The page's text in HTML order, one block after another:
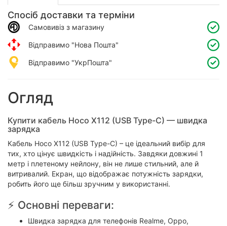
Спосіб доставки та терміни
Самовивіз з магазину
Відправимо "Нова Пошта"
Відправимо "УкрПошта"
Огляд
Купити кабель Hoco X112 (USB Type-C) — швидка
зарядка
Кабель Hoco X112 (USB Type-C) – це ідеальний вибір для
тих, хто цінує швидкість і надійність. Завдяки довжині 1
метр і плетеному нейлону, він не лише стильний, але й
витривалий. Екран, що відображає потужність зарядки,
робить його ще більш зручним у використанні.
⚡ Основні переваги:
Швидка зарядка для телефонів Realme, Oppo,